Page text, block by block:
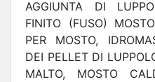
AGGIUNTA DI
FINITO (FUSO)
PER MOSTO,
DEI PELLET DI
MALTO, MOSTO